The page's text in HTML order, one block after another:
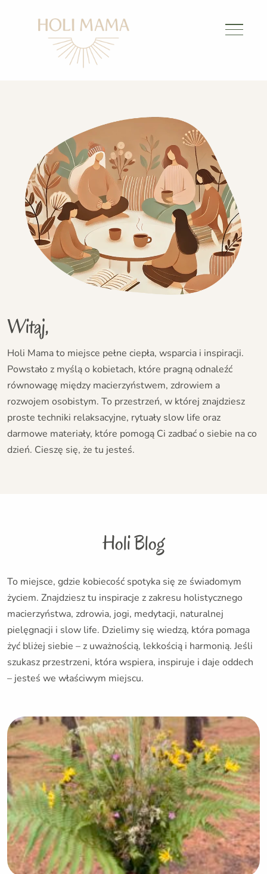
Witaj,
Holi Mama to miejsce pełne ciepła, wsparcia i inspiracji.
Powstało z myślą o kobietach, które pragną odnaleźć
równowagę między macierzyństwem, zdrowiem a
rozwojem osobistym. To przestrzeń, w której znajdziesz
proste techniki relaksacyjne, rytuały slow life oraz
darmowe materiały, które pomogą Ci zadbać o siebie na co
dzień. Cieszę się, że tu jesteś.
Holi Blog
To miejsce, gdzie kobiecość spotyka się ze świadomym
życiem. Znajdziesz tu inspiracje z zakresu holistycznego
macierzyństwa, zdrowia, jogi, medytacji, naturalnej
pielęgnacji i slow life. Dzielimy się wiedzą, która pomaga
żyć bliżej siebie – z uważnością, lekkością i harmonią. Jeśli
szukasz przestrzeni, która wspiera, inspiruje i daje oddech
– jesteś we właściwym miejscu.